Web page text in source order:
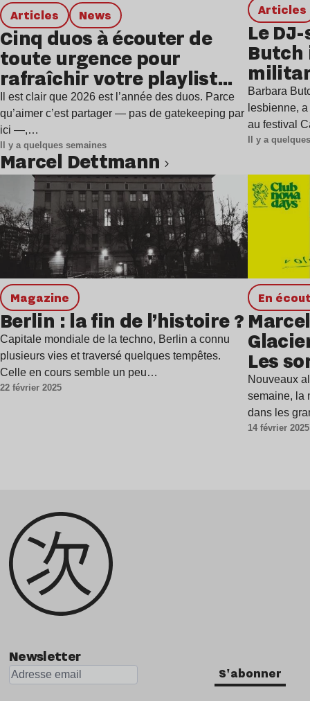
Articles news
Cinq duos à écouter de
toute urgence pour
rafraîchir votre playlist
estivale
Il est clair que 2026 est l’année des duos. Parce
qu’aimer c’est partager — pas de gatekeeping par
ici —,…
Il y a quelques semaines
Articles
Le
Butch
à
Barbara
lesbienne,
au festival
Il y a
Marcel Dettmann
magazine
Berlin : la fin de l’histoire ?
Capitale mondiale de la techno, Berlin a connu
plusieurs vies et traversé quelques tempêtes.
Celle en cours semble un peu…
22 février 2025
en
Les
Nouveaux
semaine, la
dans les
14 février 2025
Lire l’article
Newsletter
S'abonner